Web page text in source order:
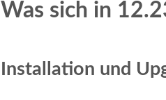
Was sich in
Installation und